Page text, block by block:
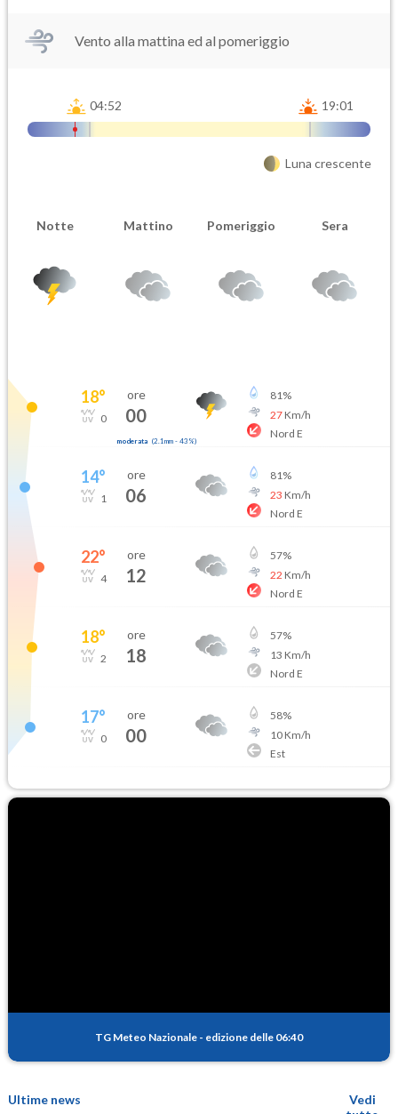
Vento alla mattina ed al pomeriggio
04:52 19:01
Luna crescente
Notte Mattino Pomeriggio Sera
18°
0
ore
00
moderata (2.1mm- 43 %)
81%
27Km/h
Nord E
14°
1
ore
06
81%
23 Km/h
Nord E
22°
4
ore
12
57%
22 Km/h
Nord E
18°
2
ore
18
57%
13 Km/h
Nord E
17°
0
ore
00
58%
10Km/h
Est
TG Meteo Nazionale - edizione delle 06:40
Ultime news
Vedi